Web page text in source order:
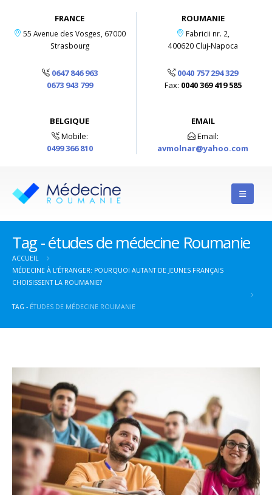
FRANCE
55 Avenue des Vosges, 67000
Strasbourg
0647 846 963
0673 943 799
ROUMANIE
Fabricii nr. 2,
400620 Cluj-Napoca
0040 757 294 329
Fax: 0040 369 419 585
BELGIQUE
Mobile:
0499 366 810
EMAIL
Email:
avmolnar@yahoo.com
Tag - études de médecine Roumanie
ACCUEIL
MÉDECINE À L’ÉTRANGER: POURQUOI AUTANT DE JEUNES FRANÇAIS
CHOISISSENT LA ROUMANIE?
TAG - ÉTUDES DE MÉDECINE ROUMANIE